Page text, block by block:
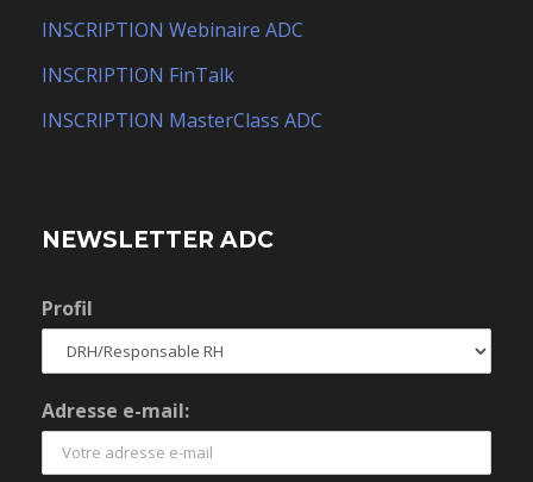
INSCRIPTION Webinaire ADC
INSCRIPTION FinTalk
INSCRIPTION MasterClass ADC
NEWSLETTER ADC
Profil
Adresse e-mail: